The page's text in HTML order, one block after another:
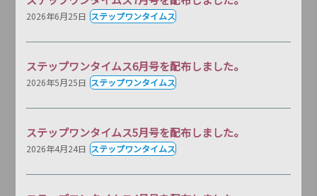
2026年6月25日 ステップワンタイムス
ステップワンタイムス6月号を配布しました。
2026年5月25日 ステップワンタイムス
ステップワンタイムス5月号を配布しました。
2026年4月24日 ステップワンタイムス